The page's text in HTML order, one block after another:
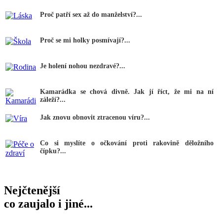
Proč patří sex až do manželství?...
Proč se mi holky posmívají?...
Je holení nohou nezdravé?...
Kamarádka se chová divně. Jak jí říct, že mi na ní
záleží?...
Jak znovu obnovit ztracenou víru?...
Co si myslíte o očkování proti rakovině děložního
čípku?...
Nejčtenější
co zaujalo i jiné...